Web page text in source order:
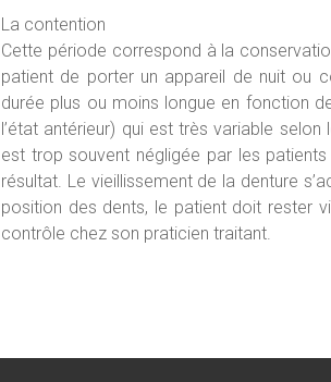
La contention
Cette période correspond à la
patient de porter un appareil de nuit ou
durée plus ou moins longue en fonction
l’état antérieur) qui est très variable
est trop souvent négligée par les
résultat. Le vieillissement de la denture
position des dents, le patient doit rester
contrôle chez son praticien traitant.